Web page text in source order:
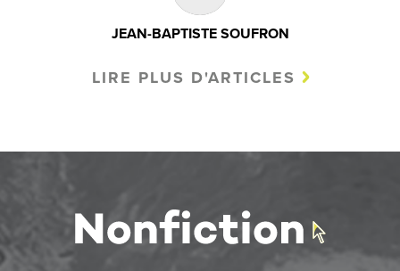
JEAN-BAPTISTE SOUFRON
LIRE PLUS D'ARTICLES